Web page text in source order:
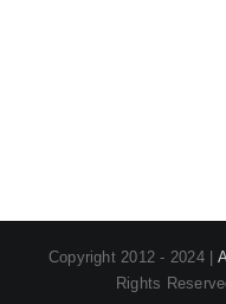
Copyright 2012 - 2024 |
Rights